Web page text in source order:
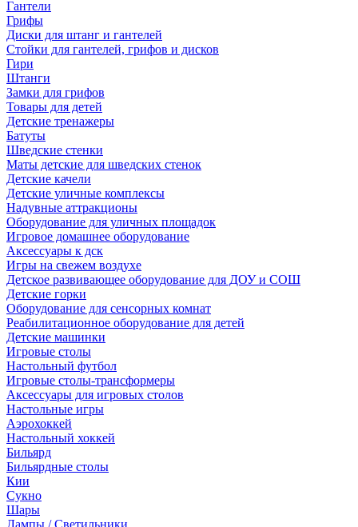
Гантели
Грифы
Диски для штанг и гантелей
Стойки для гантелей, грифов и дисков
Гири
Штанги
Замки для грифов
Товары для детей
Детские тренажеры
Батуты
Шведские стенки
Маты детские для шведских стенок
Детские качели
Детские уличные комплексы
Надувные аттракционы
Оборудование для уличных площадок
Игровое домашнее оборудование
Аксессуары к дск
Игры на свежем воздухе
Детское развивающее оборудование для ДОУ и СОШ
Детские горки
Оборудование для сенсорных комнат
Реабилитационное оборудование для детей
Детские машинки
Игровые столы
Настольный футбол
Игровые столы-трансформеры
Аксессуары для игровых столов
Настольные игры
Аэрохоккей
Настольный хоккей
Бильярд
Бильярдные столы
Кии
Сукно
Шары
Лампы / Светильники